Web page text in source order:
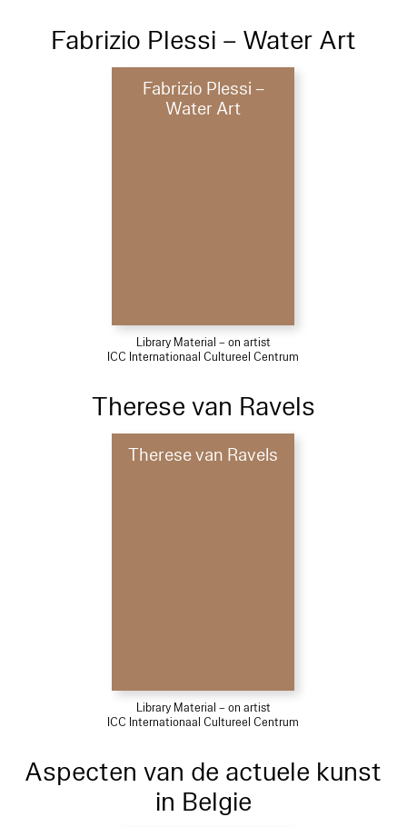
Fabrizio Plessi – Water Art
Fabrizio Plessi –
Water Art
Library Material – on artist
ICC Internationaal Cultureel Centrum
Therese van Ravels
Therese van Ravels
Library Material – on artist
ICC Internationaal Cultureel Centrum
Aspecten van de actuele kunst
in Belgie